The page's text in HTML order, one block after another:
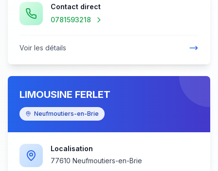
Contact direct
0781593218
Voir les détails
LIMOUSINE FERLET
Neufmoutiers-en-Brie
Localisation
77610 Neufmoutiers-en-Brie